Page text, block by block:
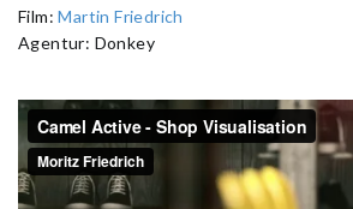
Film:Martin Friedrich
Agentur: Donkey